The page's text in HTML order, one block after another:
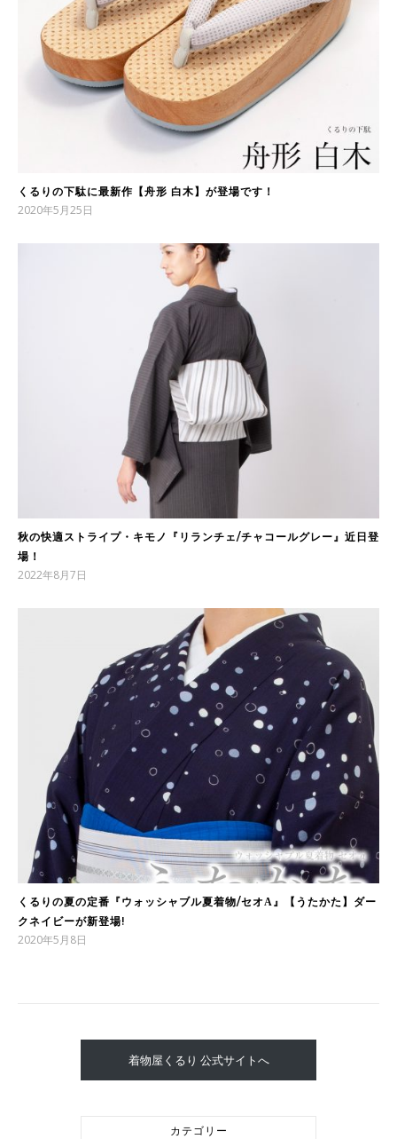
くるりの下駄に最新作【舟形 白木】が登場です！
2020年5月25日
秋の快適ストライプ・キモノ『リランチェ/チャコールグレー』近日登
場！
2022年8月7日
くるりの夏の定番『ウォッシャブル夏着物/セオΑ』【うたかた】ダー
クネイビーが新登場!
2020年5月8日
着物屋くるり 公式サイトへ
カテゴリー